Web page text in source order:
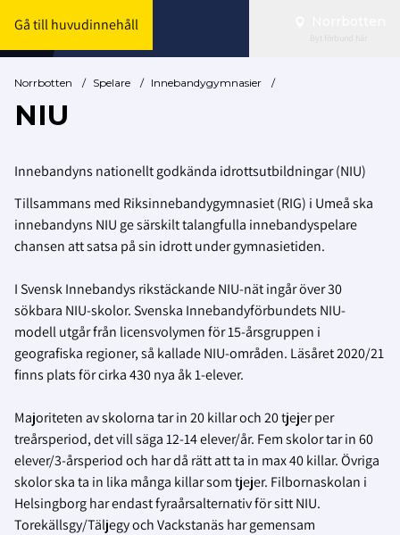
Gå till huvudinnehåll
Byt förbund här
Norrbotten / Spelare / Innebandygymnasier /
NIU
Innebandyns nationellt godkända idrottsutbildningar (NIU)
Tillsammans med Riksinnebandygymnasiet (RIG) i Umeå ska
innebandyns NIU ge särskilt talangfulla innebandyspelare
chansen att satsa på sin idrott under gymnasietiden.
I Svensk Innebandys rikstäckande NIU-nät ingår över 30
sökbara NIU-skolor. Svenska Innebandyförbundets NIU-
modell utgår från licensvolymen för 15-årsgruppen i
geografiska regioner, så kallade NIU-områden. Läsåret 2020/21
finns plats för cirka 430 nya åk 1-elever.
Majoriteten av skolorna tar in 20 killar och 20 tjejer per
treårsperiod, det vill säga 12-14 elever/år. Fem skolor tar in 60
elever/3-årsperiod och har då rätt att ta in max 40 killar. Övriga
skolor ska ta in lika många killar som tjejer. Filbornaskolan i
Helsingborg har endast fyraårsalternativ för sitt NIU.
Torekällsgy/Täljegy och Vackstanäs har gemensam